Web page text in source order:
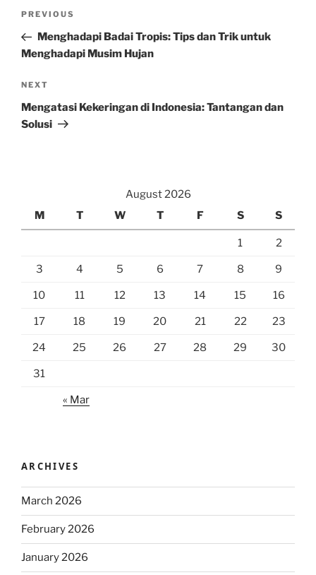
Previous
Post
PREVIOUS
Menghadapi Badai Tropis: Tips dan Trik untuk
Menghadapi Musim Hujan
Next
Post
NEXT
Mengatasi Kekeringan di Indonesia: Tantangan dan
Solusi
August 2026
M
T W T F S S
1 2
3 4 5 6 7 8 9
10 11 12 13 14 15 16
17 18 19 20 21 22 23
24 25 26 27 28 29 30
31
« Mar
ARCHIVES
March 2026
February 2026
January 2026